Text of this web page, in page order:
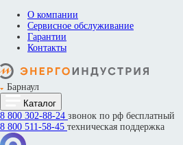
О компании
Сервисное обслуживание
Гарантии
Контакты
Барнаул
Каталог
8 800 302-88-24 звонок по рф бесплатный
8 800 511-58-45 техническая поддержка